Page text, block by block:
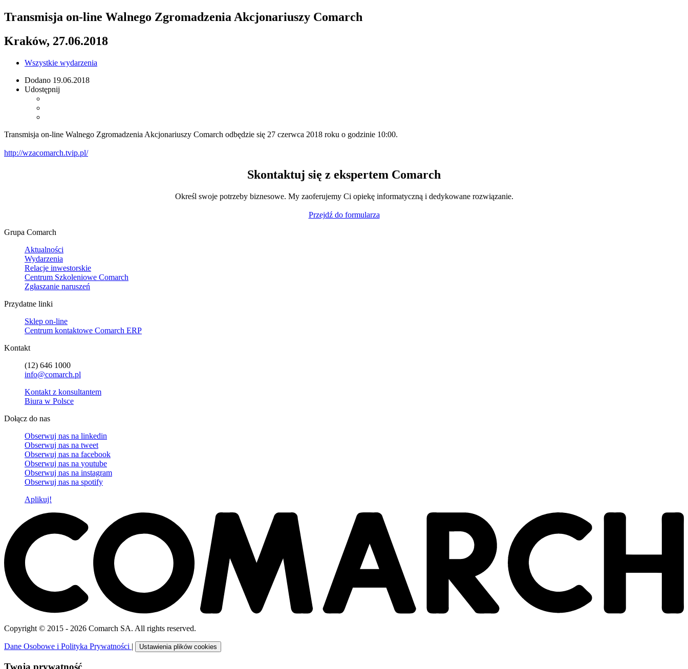
Transmisja on-line Walnego Zgromadzenia Akcjonariuszy Comarch
Kraków, 27.06.2018
Wszystkie wydarzenia
Dodano 19.06.2018
Udostępnij
Transmisja on-line Walnego Zgromadzenia Akcjonariuszy Comarch odbędzie się 27 czerwca 2018 roku o godzinie 10:00.
http://wzacomarch.tvip.pl/
Skontaktuj się z ekspertem Comarch
Określ swoje potrzeby biznesowe. My zaoferujemy Ci opiekę informatyczną i dedykowane rozwiązanie.
Przejdź do formularza
Grupa Comarch
Aktualności
Wydarzenia
Relacje inwestorskie
Centrum Szkoleniowe Comarch
Zgłaszanie naruszeń
Przydatne linki
Sklep on-line
Centrum kontaktowe Comarch ERP
Kontakt
(12) 646 1000
info@comarch.pl
Kontakt z konsultantem
Biura w Polsce
Dołącz do nas
Obserwuj nas na linkedin
Obserwuj nas na tweet
Obserwuj nas na facebook
Obserwuj nas na youtube
Obserwuj nas na instagram
Obserwuj nas na spotify
Aplikuj!
Copyright © 2015 - 2026 Comarch SA. All rights reserved.
Dane Osobowe i Polityka Prywatności | Ustawienia plików cookies